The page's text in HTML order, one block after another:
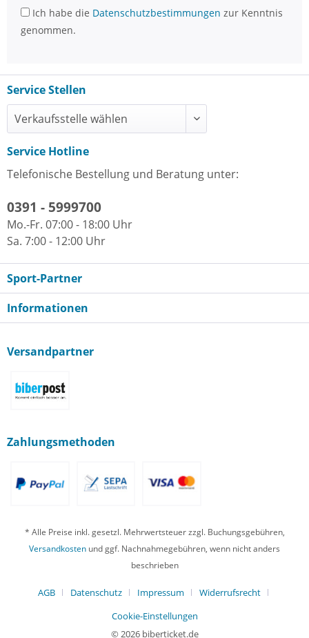
Ich habe die Datenschutzbestimmungen zur Kenntnis
genommen.
Service Stellen
Service Hotline
Telefonische Bestellung und Beratung unter:
0391 - 5999700
Mo.-Fr. 07:00 - 18:00 Uhr
Sa. 7:00 - 12:00 Uhr
Sport-Partner
Informationen
Versandpartner
Zahlungsmethoden
* Alle Preise inkl. gesetzl. Mehrwertsteuer zzgl. Buchungsgebühren,
Versandkosten und ggf. Nachnahmegebühren, wenn nicht anders
beschrieben
AGB Datenschutz Impressum
Widerrufsrecht
Cookie-Einstellungen
© 2026 biberticket.de